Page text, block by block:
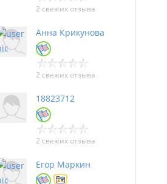
2 свежих отзыва
Анна Крикунова
2 свежих отзыва
18823712
2 свежих отзыва
Егор Маркин